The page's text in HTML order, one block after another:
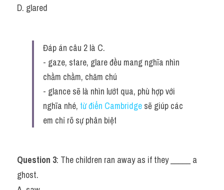
D. glared
Đáp án câu 2 là C.
- gaze, stare, glare đều mang nghĩa nhìn
chằm chằm, chăm chú
- glance sẽ là nhìn lướt qua, phù hợp với
nghĩa nhé, từ điển Cambridge sẽ giúp các
em chỉ rõ sự phân biệt
Question 3: The children ran away as if they _____ a
ghost.